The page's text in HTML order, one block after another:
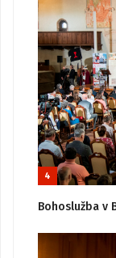
4
Bohoslužba v